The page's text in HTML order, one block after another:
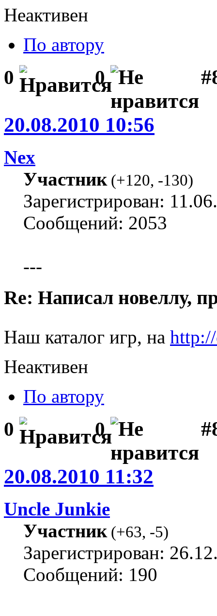
Неактивен
По автору
0 0
20.08.2010 10:56
Nex
Участник(+120, -130)
Зарегистрирован:
Сообщений: 2053
---
Re: Написал новеллу,
Наш каталог игр, на
Неактивен
По автору
0 0
20.08.2010 11:32
Uncle Junkie
Участник(+63, -5)
Зарегистрирован:
Сообщений: 190